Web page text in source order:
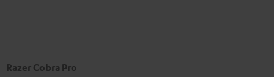
Razer Cobra Pro